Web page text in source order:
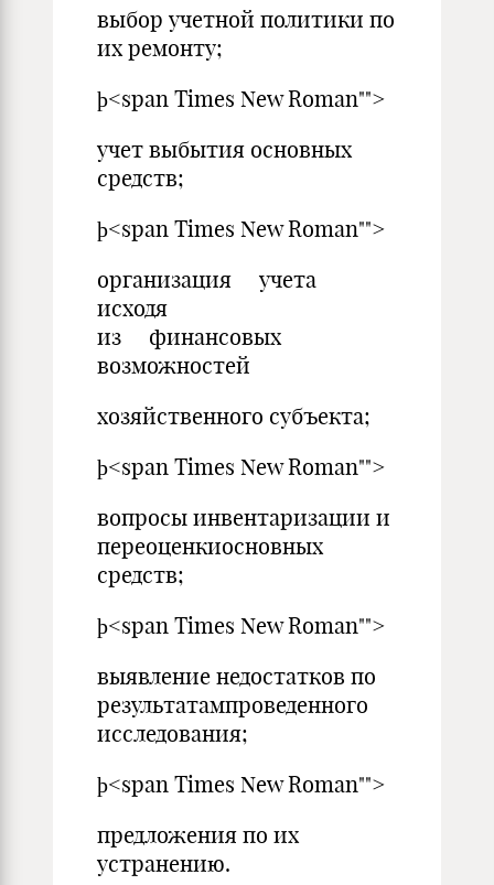
выбор учетной политики по
их ремонту;
þ<span Times New Roman"">
учет выбытия основных
средств;
þ<span Times New Roman"">
организация учета
исходя
из финансовых
возможностей
хозяйственного субъекта;
þ<span Times New Roman"">
вопросы инвентаризации и
переоценкиосновных
средств;
þ<span Times New Roman"">
выявление недостатков по
результатампроведенного
исследования;
þ<span Times New Roman"">
предложения по их
устранению.